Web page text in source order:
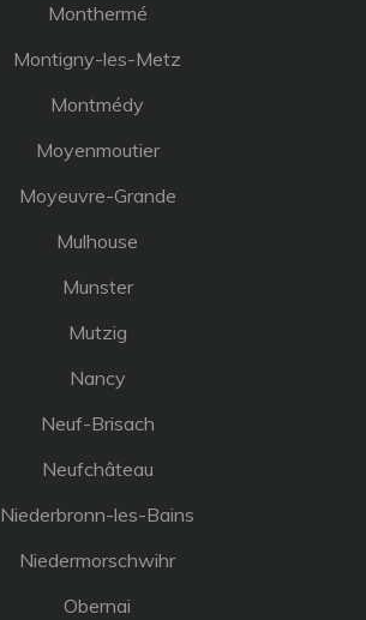
Monthermé
Montigny-les-Metz
Montmédy
Moyenmoutier
Moyeuvre-Grande
Mulhouse
Munster
Mutzig
Nancy
Neuf-Brisach
Neufchâteau
Niederbronn-les-Bains
Niedermorschwihr
Obernai